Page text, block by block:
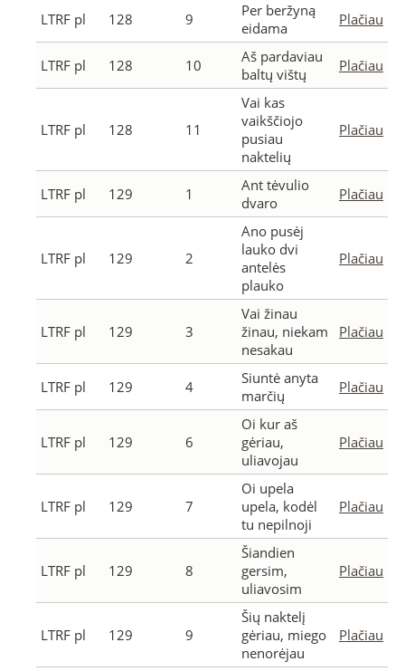
LTRF pl 128 9
Per beržyną
eidama
Plačiau
LTRF pl 128 10
Aš pardaviau
baltų vištų
Plačiau
LTRF pl 128 11
Vai kas
vaikščiojo
pusiau
naktelių
Plačiau
LTRF pl 129 1
Ant tėvulio
dvaro
Plačiau
LTRF pl 129 2
Ano pusėj
lauko dvi
antelės
plauko
Plačiau
LTRF pl 129 3
Vai žinau
žinau, niekam
nesakau
Plačiau
LTRF pl 129 4
Siuntė anyta
marčių
Plačiau
LTRF pl 129 6
Oi kur aš
gėriau,
uliavojau
Plačiau
LTRF pl 129 7
Oi upela
upela, kodėl
tu nepilnoji
Plačiau
LTRF pl 129 8
Šiandien
gersim,
uliavosim
Plačiau
LTRF pl 129 9
Šių naktelį
gėriau, miego
nenorėjau
Plačiau